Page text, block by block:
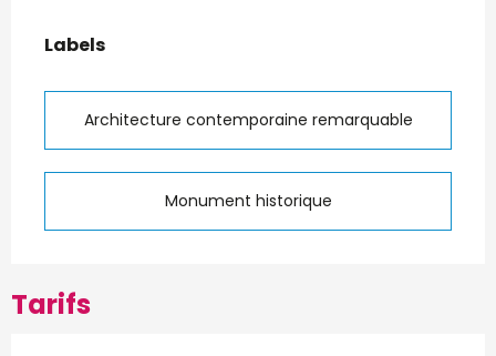
Offres de prestations
Labels
Labels
Architecture contemporaine remarquable
Monument historique
Tarifs